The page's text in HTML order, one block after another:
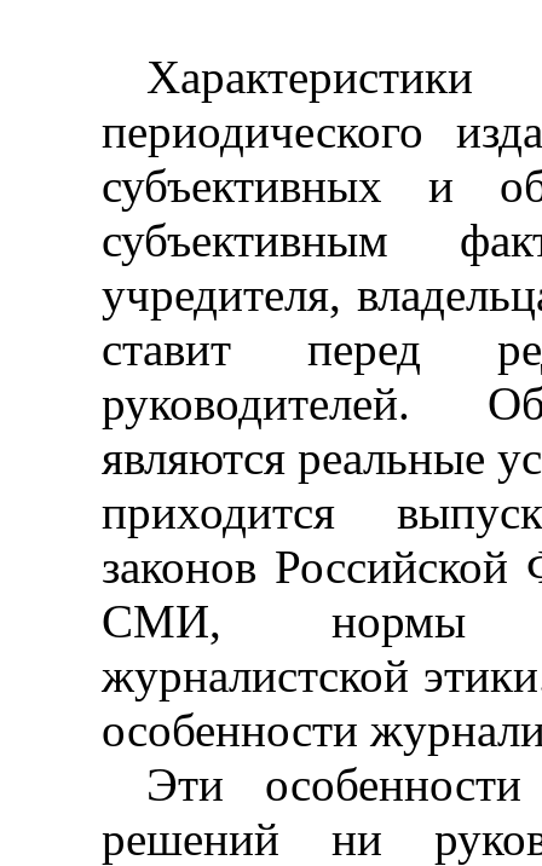
периодического
субъективных и
субъективным
учредителя,
ставит перед
руководителей.
являются реальные
приходится
законов
СМИ, нормы
журналистской
особенности
Эти
решений ни